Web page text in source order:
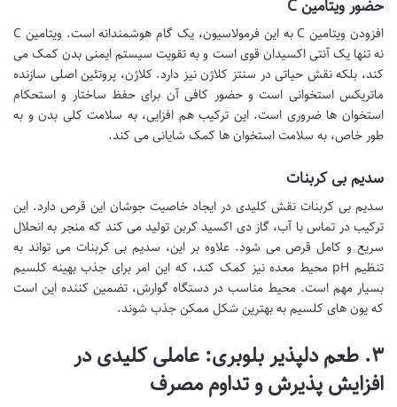
حضور ویتامین C
افزودن ویتامین C به این فرمولاسیون، یک گام هوشمندانه است. ویتامین C
نه تنها یک آنتی اکسیدان قوی است و به تقویت سیستم ایمنی بدن کمک می
کند، بلکه نقش حیاتی در سنتز کلاژن نیز دارد. کلاژن، پروتئین اصلی سازنده
ماتریکس استخوانی است و حضور کافی آن برای حفظ ساختار و استحکام
استخوان ها ضروری است. این ترکیب هم افزایی، به سلامت کلی بدن و به
طور خاص، به سلامت استخوان ها کمک شایانی می کند.
سدیم بی کربنات
سدیم بی کربنات نقش کلیدی در ایجاد خاصیت جوشان این قرص دارد. این
ترکیب در تماس با آب، گاز دی اکسید کربن تولید می کند که منجر به انحلال
سریع و کامل قرص می شود. علاوه بر این، سدیم بی کربنات می تواند به
تنظیم pH محیط معده نیز کمک کند، که این امر برای جذب بهینه کلسیم
بسیار مهم است. محیط مناسب در دستگاه گوارش، تضمین کننده این است
که یون های کلسیم به بهترین شکل ممکن جذب شوند.
۳. طعم دلپذیر بلوبری: عاملی کلیدی در
افزایش پذیرش و تداوم مصرف